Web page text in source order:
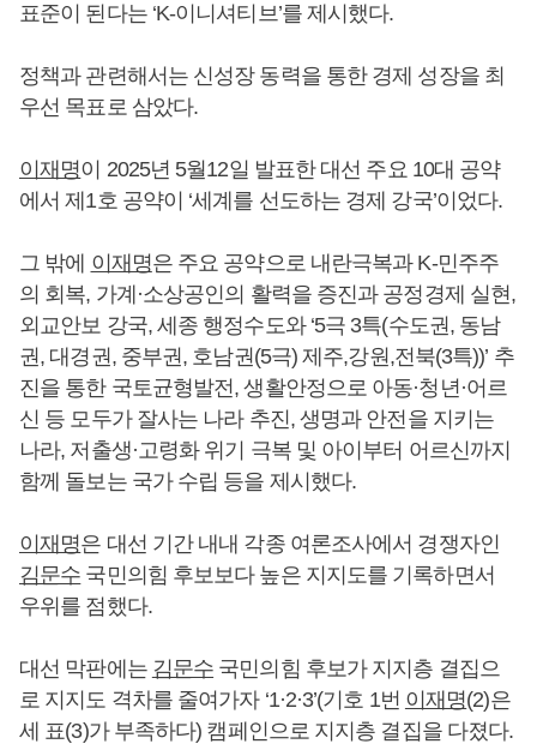
표준이 된다는 ‘K-이니셔티브’를 제시했다.
정책과 관련해서는 신성장 동력을 통한 경제 성장을 최
우선 목표로 삼았다.
이재명이 2025년 5월12일 발표한 대선 주요 10대 공약
에서 제1호 공약이 ‘세계를 선도하는 경제 강국’이었다.
그 밖에 이재명은 주요 공약으로 내란극복과 K-민주주
의 회복, 가계·소상공인의 활력을 증진과 공정경제 실현,
외교안보 강국, 세종 행정수도와 ‘5극 3특(수도권, 동남
권, 대경권, 중부권, 호남권(5극) 제주,강원,전북(3특))’ 추
진을 통한 국토균형발전, 생활안정으로 아동·청년·어르
신 등 모두가 잘사는 나라 추진, 생명과 안전을 지키는
나라, 저출생·고령화 위기 극복 및 아이부터 어르신까지
함께 돌보는 국가 수립 등을 제시했다.
이재명은 대선 기간 내내 각종 여론조사에서 경쟁자인
김문수 국민의힘 후보보다 높은 지지도를 기록하면서
우위를 점했다.
대선 막판에는 김문수 국민의힘 후보가 지지층 결집으
로 지지도 격차를 줄여가자 ‘1·2·3’(기호 1번 이재명(2)은
세 표(3)가 부족하다) 캠페인으로 지지층 결집을 다졌다.